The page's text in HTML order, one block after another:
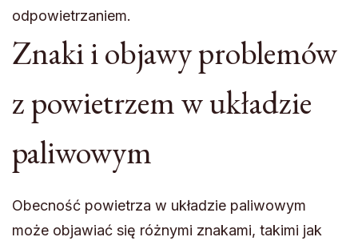
odpowietrzaniem.
Znaki i objawy problemów
z powietrzem w układzie
paliwowym
Obecność powietrza w układzie paliwowym
może objawiać się różnymi znakami, takimi jak